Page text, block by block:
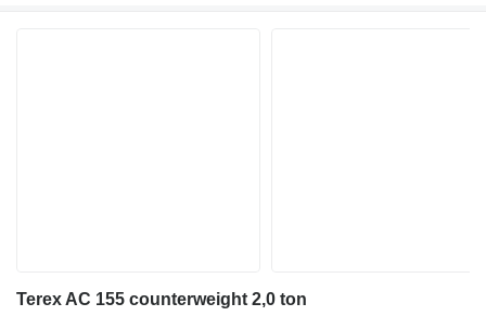
Terex AC 155 counterweight 2,0 ton